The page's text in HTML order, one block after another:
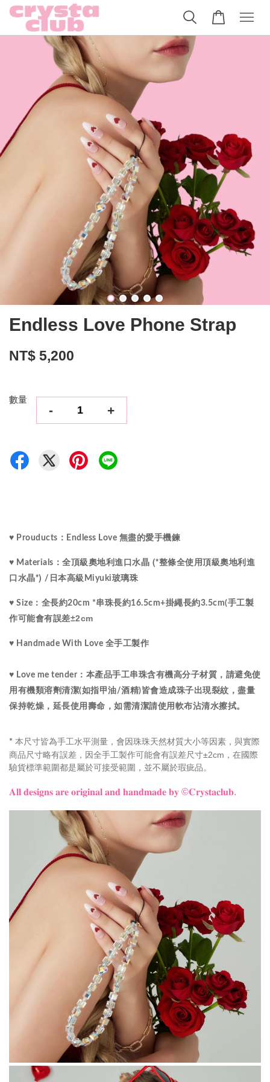
Endless Love Phone Strap
NT$ 5,200
數量
- +
♥ Prouducts：Endless Love 無盡的愛手機鍊
♥ Materials：全頂級奧地利進口 水晶 (*整條全使用頂級奧地利進
口 水晶*) / 日本高級Miyuki玻璃珠
♥ Size： 全長約20cm *串珠長約16.5cm+掛繩長約3.5cm(手工製
作可能會有誤差±2cm
♥ Handmade With Love 全手工製作
♥ Love me tender：本產品手工串珠含有機高分子材質，請避免使
用有機類溶劑清潔(如指甲油/酒精)皆會造成珠子出現裂紋，盡量
保持乾燥，延長使用壽命，如需清潔請使用軟布沾清水擦拭。
* 本尺寸皆為手工水平測量，會因珠珠天然材質大小等因素，與實際
商品尺寸略有誤差，因全手工製作可能會有誤差尺寸±2cm，在國際
驗貨標準範圍都是屬於可接受範圍，並不屬於瑕疵品。
𝐀𝐥𝐥 𝐝𝐞𝐬𝐢𝐠𝐧𝐬 𝐚𝐫𝐞 𝐨𝐫𝐢𝐠𝐢𝐧𝐚𝐥 𝐚𝐧𝐝 𝐡𝐚𝐧𝐝𝐦𝐚𝐝𝐞 𝐛𝐲 ©𝐂𝐫𝐲𝐬𝐭𝐚𝐜𝐥𝐮𝐛.